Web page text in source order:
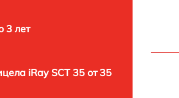
3 лет
iRay SCT 35 от 35